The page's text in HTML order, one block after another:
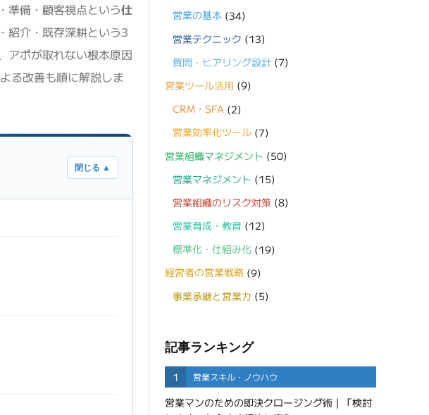
準備・顧客視点という仕
紹介・既存深耕という3
アポが取れない根本原因
る改善も順に解説しま
営業の基本(34)
営業テクニック (13)
質問・ヒアリング設計(7)
営業ツール活用 (9)
CRM・SFA(2)
営業効率化ツール(7)
営業組織マネジメント (50)
営業マネジメント (15)
営業組織のリスク対策(8)
営業育成・教育(12)
標準化・仕組み化(19)
経営者の営業戦略 (9)
事業承継と営業力 (5)
記事ランキング
1 営業スキル・ノウハウ
営業マンのための即決クロージング術｜「検討